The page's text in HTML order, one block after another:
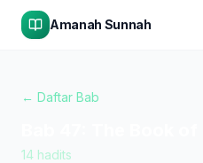
Amanah Sunnah
← Daftar Bab
14 hadits